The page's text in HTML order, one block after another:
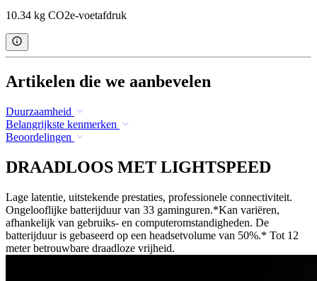
10.34 kg CO2e-voetafdruk
Artikelen die we aanbevelen
Duurzaamheid
Belangrijkste kenmerken
Beoordelingen
DRAADLOOS MET LIGHTSPEED
Lage latentie, uitstekende prestaties, professionele connectiviteit.
Ongelooflijke batterijduur van 33 gaminguren.*Kan variëren,
afhankelijk van gebruiks- en computeromstandigheden. De
batterijduur is gebaseerd op een headsetvolume van 50%.* Tot 12
meter betrouwbare draadloze vrijheid.